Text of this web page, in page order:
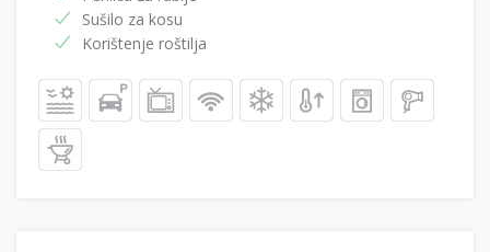
Sušilo za kosu
Korištenje roštilja